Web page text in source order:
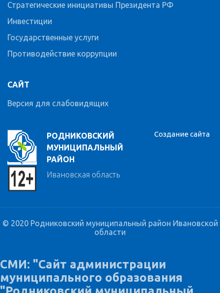
РОДНИКОВСКИЙ
МУНИЦИПАЛЬНЫЙ
РАЙОН
Ивановская область
Стратегические инициативы Президента РФ
Инвестиции
Государственные услуги
Противодействие коррупции
САЙТ
Версия для слабовидящих
Создание сайта
© 2020 Родниковский муниципальный район Ивановской
области
СМИ: "Сайт администрации
муниципального образования